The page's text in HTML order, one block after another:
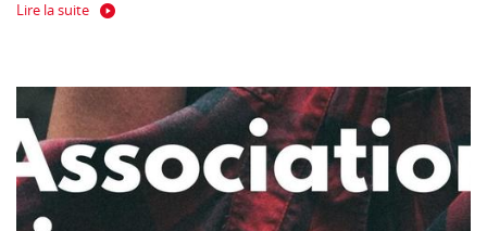
Lire la suite